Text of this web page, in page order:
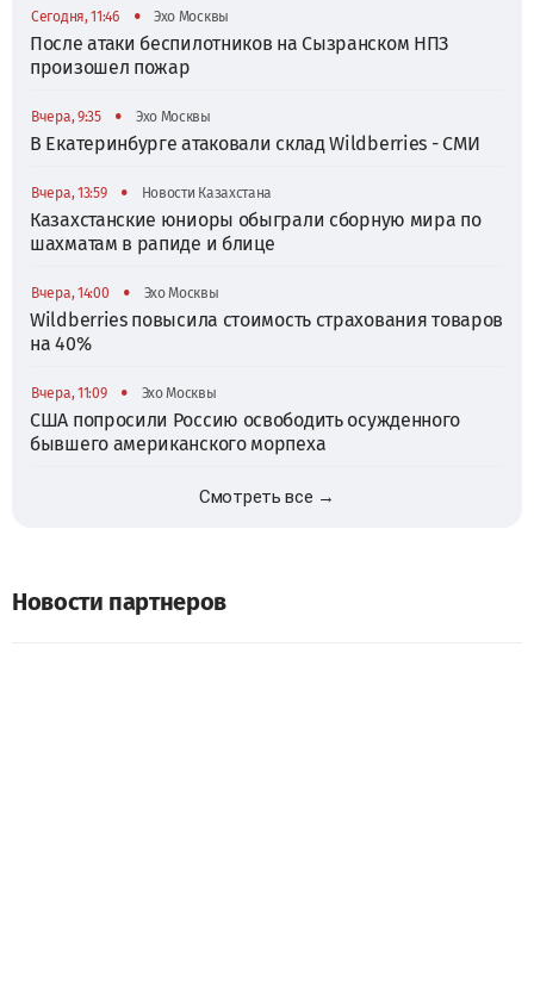
Сегодня, 11:46 • Эхо Москвы
После атаки беспилотников на Сызранском НПЗ
произошел пожар
Вчера, 9:35 • Эхо Москвы
В Екатеринбурге атаковали склад Wildberries - СМИ
Вчера, 13:59 • Новости Казахстана
Казахстанские юниоры обыграли сборную мира по
шахматам в рапиде и блице
Вчера, 14:00 • Эхо Москвы
Wildberries повысила стоимость страхования товаров
на 40%
Вчера, 11:09 • Эхо Москвы
США попросили Россию освободить осужденного
бывшего американского морпеха
Смотреть все →
Новости партнеров